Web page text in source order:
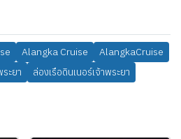
Alangka Cruise
AlangkaCruise
ะยา
ล่องเรือดินเนอร์เจ้าพระยา